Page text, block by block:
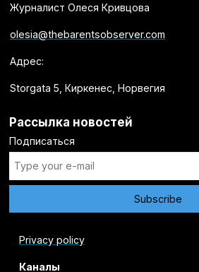
Журналист Олеся Кривцова
olesia@thebarentsobserver.com
Адрес:
Storgata 5, Киркенес, Норвегия
Рассылка новостей
Подписаться
Privacy policy
Каналы